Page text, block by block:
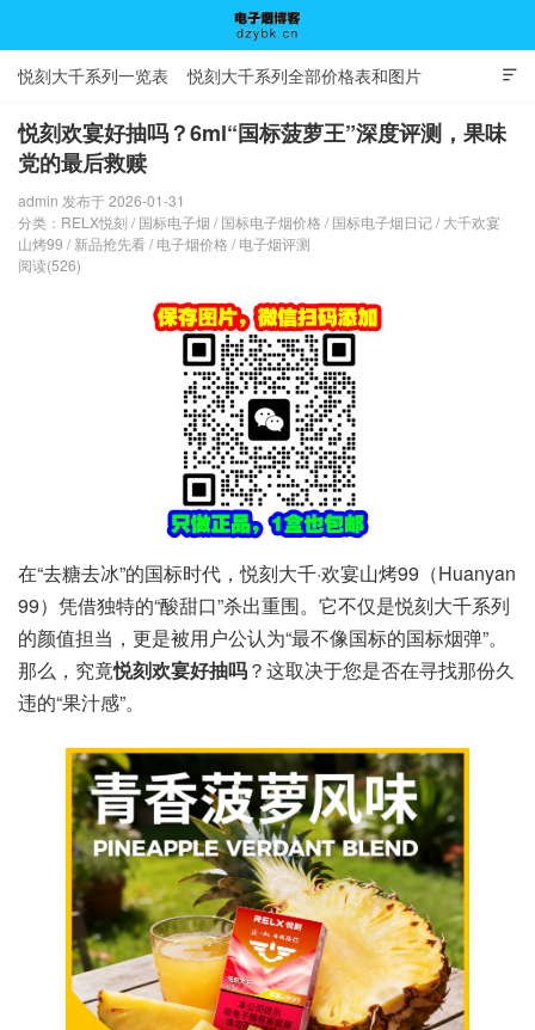

悦刻大千系列一览表 悦刻大千系列全部价格表和图片
悦刻欢宴好抽吗？6ml“国标菠萝王”深度评测，果味
党的最后救赎
admin 发布于 2026-01-31
分类： RELX悦刻 / 国标电子烟 / 国标电子烟价格 / 国标电子烟日记/ 大千欢宴
山烤99 / 新品抢先看/ 电子烟价格 / 电子烟评测
阅读(526)
在“去糖去冰”的国标时代，悦刻大千·欢宴山烤99（Huanyan
99）凭借独特的“酸甜口”杀出重围。它不仅是悦刻大千系列
的颜值担当，更是被用户公认为“最不像国标的国标烟弹”。
那么，究竟悦刻欢宴好抽吗？这取决于您是否在寻找那份久
违的“果汁感”。